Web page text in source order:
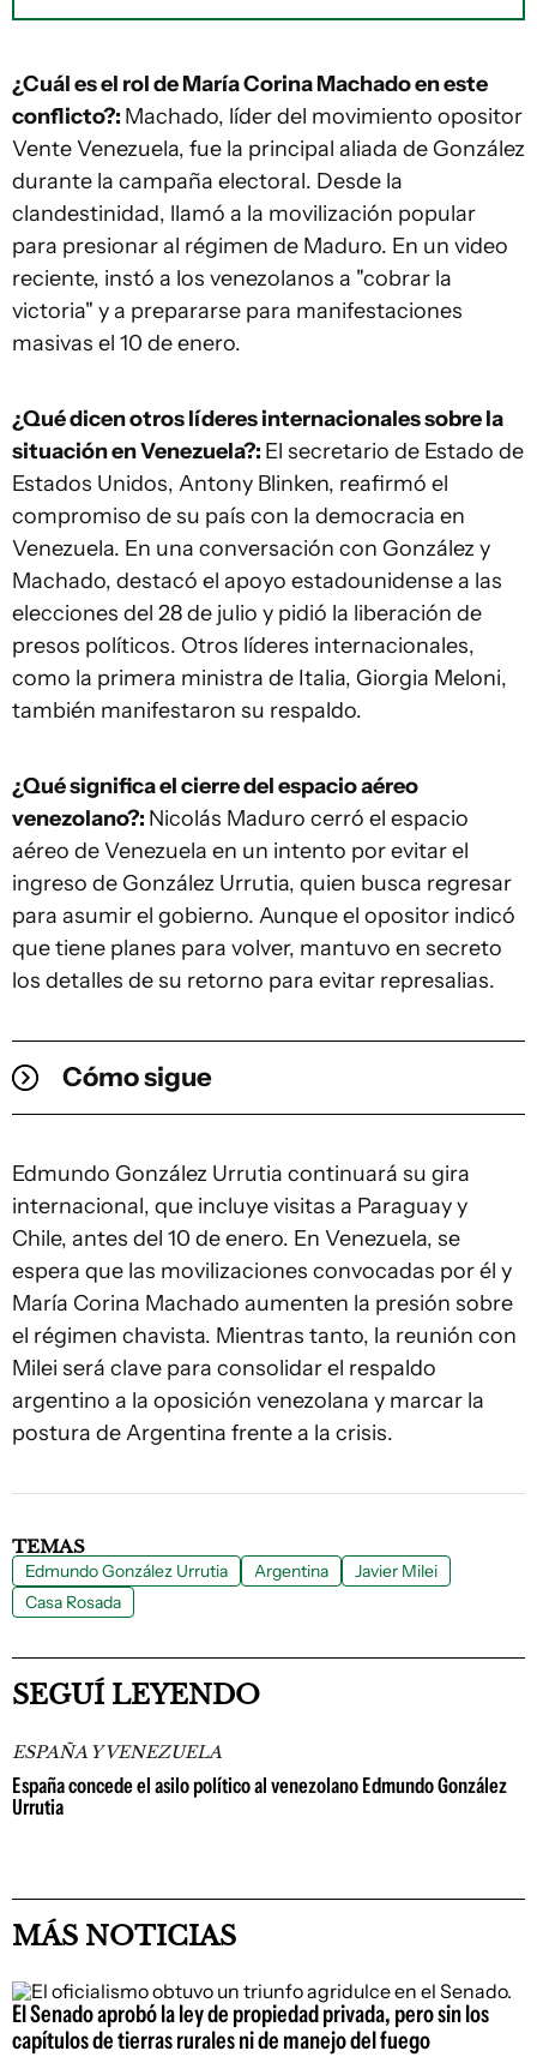
¿Cuál es el rol de María Corina Machado en este
conflicto?: Machado, líder del movimiento opositor
Vente Venezuela, fue la principal aliada de González
durante la campaña electoral. Desde la
clandestinidad, llamó a la movilización popular
para presionar al régimen de Maduro. En un video
reciente, instó a los venezolanos a "cobrar la
victoria" y a prepararse para manifestaciones
masivas el 10 de enero.
¿Qué dicen otros líderes internacionales sobre la
situación en Venezuela?: El secretario de Estado de
Estados Unidos, Antony Blinken, reafirmó el
compromiso de su país con la democracia en
Venezuela. En una conversación con González y
Machado, destacó el apoyo estadounidense a las
elecciones del 28 de julio y pidió la liberación de
presos políticos. Otros líderes internacionales,
como la primera ministra de Italia, Giorgia Meloni,
también manifestaron su respaldo.
¿Qué significa el cierre del espacio aéreo
venezolano?: Nicolás Maduro cerró el espacio
aéreo de Venezuela en un intento por evitar el
ingreso de González Urrutia, quien busca regresar
para asumir el gobierno. Aunque el opositor indicó
que tiene planes para volver, mantuvo en secreto
los detalles de su retorno para evitar represalias.
Cómo sigue
Edmundo González Urrutia continuará su gira
internacional, que incluye visitas a Paraguay y
Chile, antes del 10 de enero. En Venezuela, se
espera que las movilizaciones convocadas por él y
María Corina Machado aumenten la presión sobre
el régimen chavista. Mientras tanto, la reunión con
Milei será clave para consolidar el respaldo
argentino a la oposición venezolana y marcar la
postura de Argentina frente a la crisis.
TEMAS
Edmundo González Urrutia Argentina
Javier Milei
Casa Rosada
SEGUÍ LEYENDO
ESPAÑA Y VENEZUELA
España concede el asilo político al venezolano Edmundo González
Urrutia
MÁS NOTICIAS
El Senado aprobó la ley de propiedad privada, pero sin los
capítulos de tierras rurales ni de manejo del fuego